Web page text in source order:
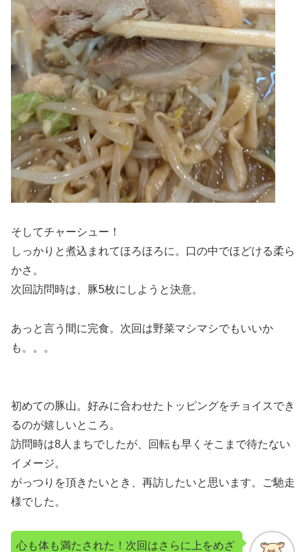
そしてチャーシュー！
しっかりと煮込まれてほろほろに。口の中でほどける柔ら
かさ。
次回訪問時は、豚5枚にしようと決意。
あっと言う間に完食。次回は野菜マシマシでもいいか
も。。。
初めての豚山。好みに合わせたトッピングをチョイスでき
るのが嬉しいところ。
訪問時は8人まちでしたが、回転も早くそこまで待たない
イメージ。
がっつりを頂きたいとき、再訪したいと思います。ご馳走
様でした。
心も体も満たされた！次回はさらに上をめざ